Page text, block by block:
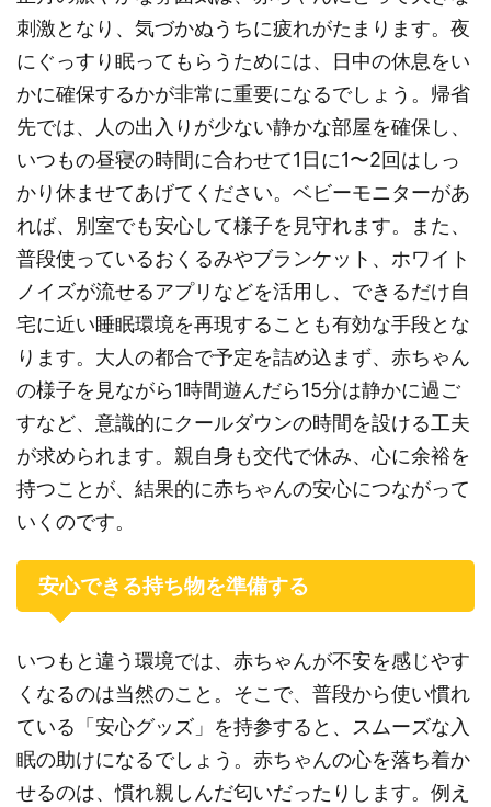
刺激となり、気づかぬうちに疲れがたまります。夜
にぐっすり眠ってもらうためには、日中の休息をい
かに確保するかが非常に重要になるでしょう。帰省
先では、人の出入りが少ない静かな部屋を確保し、
いつもの昼寝の時間に合わせて1日に1〜2回はしっ
かり休ませてあげてください。ベビーモニターがあ
れば、別室でも安心して様子を見守れます。また、
普段使っているおくるみやブランケット、ホワイト
ノイズが流せるアプリなどを活用し、できるだけ自
宅に近い睡眠環境を再現することも有効な手段とな
ります。大人の都合で予定を詰め込まず、赤ちゃん
の様子を見ながら1時間遊んだら15分は静かに過ご
すなど、意識的にクールダウンの時間を設ける工夫
が求められます。親自身も交代で休み、心に余裕を
持つことが、結果的に赤ちゃんの安心につながって
いくのです。
安心できる持ち物を準備する
いつもと違う環境では、赤ちゃんが不安を感じやす
くなるのは当然のこと。そこで、普段から使い慣れ
ている「安心グッズ」を持参すると、スムーズな入
眠の助けになるでしょう。赤ちゃんの心を落ち着か
せるのは、慣れ親しんだ匂いだったりします。例え